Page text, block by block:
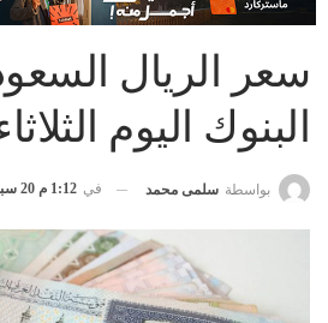
سعر الريال
البنوك اليوم الثلاثاء 20-9-
بواسطة سلمى محمد في 1:12 م 20 سبتمبر، 2022